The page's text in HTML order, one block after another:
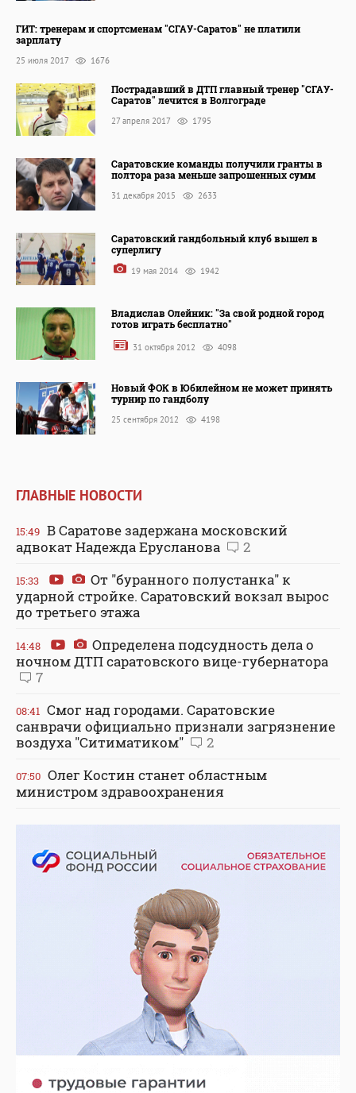
ГИТ: тренерам и спортсменам "СГАУ-Саратов" не платили
зарплату
25 июля 2017 1676
Пострадавший в ДТП главный тренер "СГАУ-
Саратов" лечится в Волгограде
27 апреля 2017 1795
Саратовские команды получили гранты в
полтора раза меньше запрошенных сумм
31 декабря 2015 2633
Саратовский гандбольный клуб вышел в
суперлигу
19 мая 2014 1942
Владислав Олейник: "За свой родной город
готов играть бесплатно"
31 октября 2012 4098
Новый ФОК в Юбилейном не может принять
турнир по гандболу
25 сентября 2012 4198
ГЛАВНЫЕ НОВОСТИ
15:49 В Саратове задержана московский
адвокат Надежда Ерусланова
2
15:33
От "буранного полустанка" к
ударной стройке. Саратовский вокзал вырос
до третьего этажа
14:48
Определена подсудность дела о
ночном ДТП саратовского вице-губернатора
7
08:41 Смог над городами. Саратовские
санврачи официально признали загрязнение
воздуха "Ситиматиком"
2
07:50 Олег Костин станет областным
министром здравоохранения